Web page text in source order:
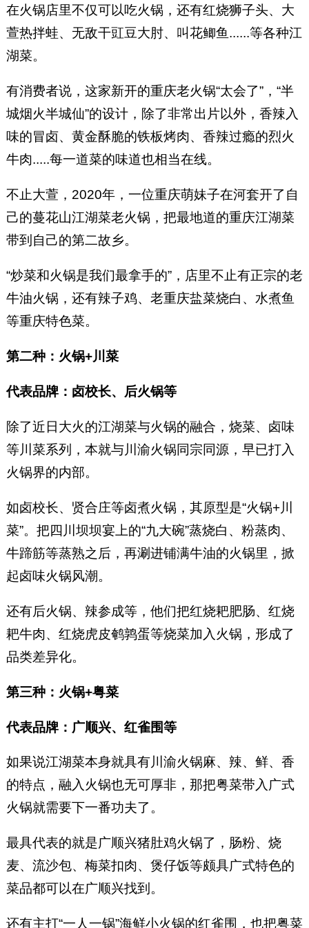
在火锅店里不仅可以吃火锅，还有红烧狮子头、大
萱热拌蛙、无敌干豇豆大肘、叫花鲫鱼......等各种江
湖菜。
有消费者说，这家新开的重庆老火锅“太会了”，“半
城烟火半城仙”的设计，除了非常出片以外，香辣入
味的冒卤、黄金酥脆的铁板烤肉、香辣过瘾的烈火
牛肉.....每一道菜的味道也相当在线。
不止大萱，2020年，一位重庆萌妹子在河套开了自
己的蔓花山江湖菜老火锅，把最地道的重庆江湖菜
带到自己的第二故乡。
“炒菜和火锅是我们最拿手的”，店里不止有正宗的老
牛油火锅，还有辣子鸡、老重庆盐菜烧白、水煮鱼
等重庆特色菜。
第二种：火锅+川菜
代表品牌：卤校长、后火锅等
除了近日大火的江湖菜与火锅的融合，烧菜、卤味
等川菜系列，本就与川渝火锅同宗同源，早已打入
火锅界的内部。
如卤校长、贤合庄等卤煮火锅，其原型是“火锅+川
菜”。把四川坝坝宴上的“九大碗”蒸烧白、粉蒸肉、
牛蹄筋等蒸熟之后，再涮进铺满牛油的火锅里，掀
起卤味火锅风潮。
还有后火锅、辣参成等，他们把红烧耙肥肠、红烧
耙牛肉、红烧虎皮鹌鹑蛋等烧菜加入火锅，形成了
品类差异化。
第三种：火锅+粤菜
代表品牌：广顺兴、红雀围等
如果说江湖菜本身就具有川渝火锅麻、辣、鲜、香
的特点，融入火锅也无可厚非，那把粤菜带入广式
火锅就需要下一番功夫了。
最具代表的就是广顺兴猪肚鸡火锅了，肠粉、烧
麦、流沙包、梅菜扣肉、煲仔饭等颇具广式特色的
菜品都可以在广顺兴找到。
还有主打“一人一锅”海鲜小火锅的红雀围，也把粤菜